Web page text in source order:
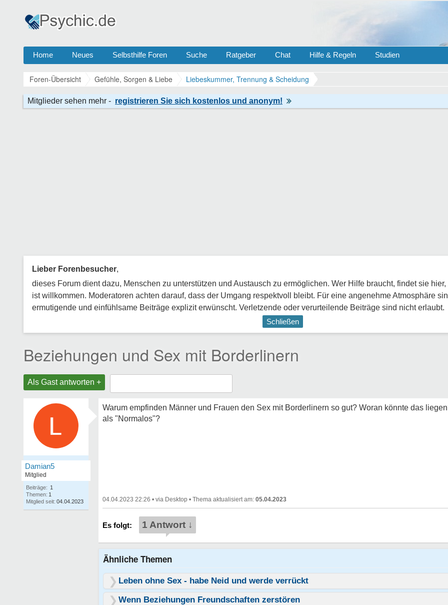
Home Neues Selbsthilfe Foren Suche Ratgeber Chat Hilfe & Regeln Studien
Foren-Übersicht Gefühle, Sorgen & Liebe Liebeskummer, Trennung & Scheidung
Lieber Forenbesucher,
dieses Forum dient dazu, Menschen zu unterstützen und Austausch zu ermöglichen. Wer Hilfe braucht, findet sie
ist willkommen. Moderatoren achten darauf, dass der Umgang respektvoll bleibt. Für eine angenehme Atmosphäre
ermutigende und einfühlsame Beiträge explizit erwünscht. Verletzende oder verurteilende Beiträge sind nicht erlaubt.
Schließen
Beziehungen und Sex mit Borderlinern
Als Gast antworten +
Damian5
Mitglied
Beiträge: 1
Themen: 1
Mitglied seit: 04.04.2023
Warum empfinden Männer und Frauen den Sex mit Borderlinern so gut? Woran könnte das
als "Normalos"?
04.04.2023 22:26 • • 05.04.2023
1 Antwort ↓
Ähnliche Themen
Leben ohne Sex - habe Neid und werde verrückt
Wenn Beziehungen Freundschaften zerstören